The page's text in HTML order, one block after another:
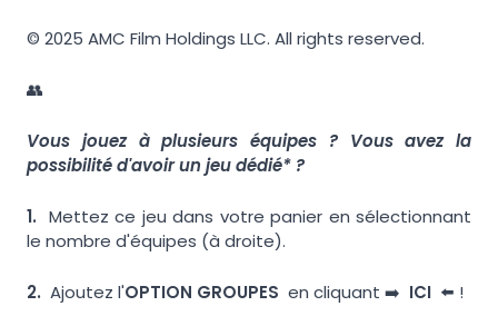
© 2025 AMC Film Holdings LLC. All rights reserved.
👥
Vous jouez à plusieurs équipes ? Vous avez la
possibilité d'avoir un jeu dédié* ?
1. Mettez ce jeu dans votre panier en sélectionnant
le nombre d'équipes (à droite).
2. Ajoutez l'OPTION GROUPES en cliquant ➡️ ICI ⬅️ !